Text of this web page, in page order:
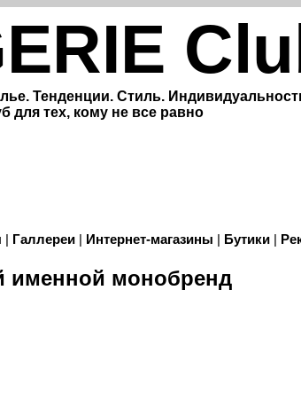
Тенденции. Стиль.
для тех, кому не все равно
Галлереи| Интернет-магазины Бутики|
именной монобренд